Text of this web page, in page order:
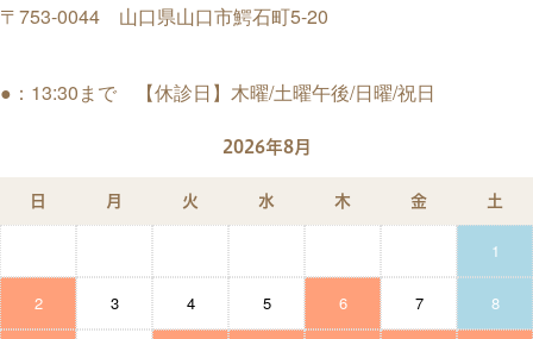
〒753-0044 山口県山口市鰐石町5-20
●：13:30まで 【休診日】木曜/土曜午後/日曜/祝日
2026年8月
日 月 火 水 木 金 土
1
2 3 4 5 6 7 8